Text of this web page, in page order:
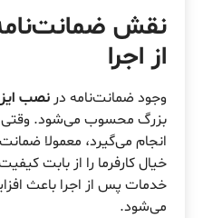
نقش
از اجرا
وجود ضمانت‌نامه در نصب
بزرگ محسوب می‌شود.
انجام می‌گیرد، معمولا
خیال کارفرما را از بابت
خدمات پس از اجرا باعث
می‌شود.